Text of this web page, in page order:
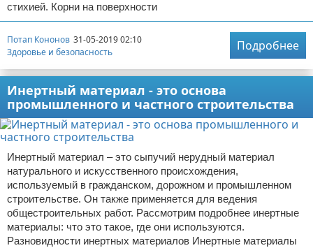
стихией. Корни на поверхности
Потап Кононов 31-05-2019 02:10
Здоровье и безопасность
Подробнее
Инертный материал - это основа
промышленного и частного строительства
Инертный материал – это сыпучий нерудный материал
натурального и искусственного происхождения,
используемый в гражданском, дорожном и промышленном
строительстве. Он также применяется для ведения
общестроительных работ. Рассмотрим подробнее инертные
материалы: что это такое, где они используются.
Разновидности инертных материалов Инертные материалы